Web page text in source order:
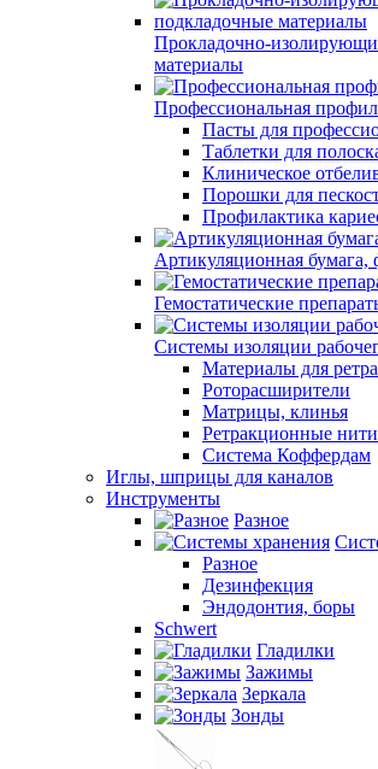
Прокладочно-
материалы
Профессиональная
Пасты для
Таблетки для
Клиническое
Порошки для
Профилактика
Артикуляционная бумага,
Гемостатические
Системы изоляции
Материалы для
Роторасширители
Матрицы, клинья
Ретракционные нити
Система Коффердам
Иглы, шприцы для каналов
Инструменты
Разное
Разное
Дезинфекция
Эндодонтия, боры
Schwert
Гладилки
Зажимы
Зеркала
Зонды